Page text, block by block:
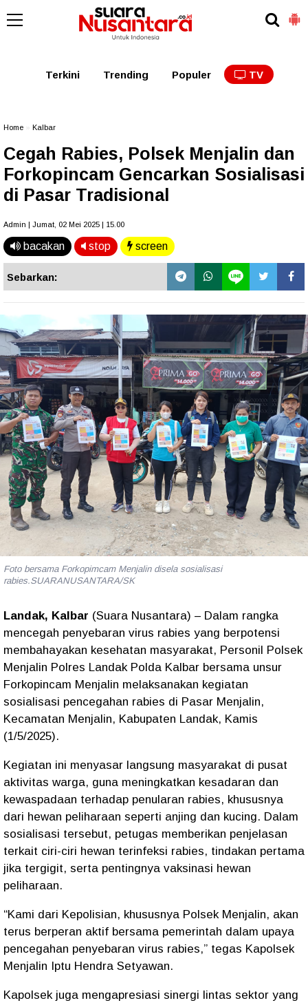
Kalbar Kalteng
Terkini Trending Populer TV
Home Kalbar
Cegah Rabies, Polsek Menjalin dan
Forkopincam Gencarkan Sosialisasi
di Pasar Tradisional
Admin | Jumat, 02 Mei 2025 | 15.00
bacakan stop screen
Sebarkan:
Foto bersama Forkopimcam Menjalin disela sosialisasi
rabies.SUARANUSANTARA/SK
Landak, Kalbar (Suara Nusantara) – Dalam rangka
mencegah penyebaran virus rabies yang berpotensi
membahayakan kesehatan masyarakat, Personil Polsek
Menjalin Polres Landak Polda Kalbar bersama unsur
Forkopincam Menjalin melaksanakan kegiatan
sosialisasi pencegahan rabies di Pasar Menjalin,
Kecamatan Menjalin, Kabupaten Landak, Kamis
(1/5/2025).
Kegiatan ini menyasar langsung masyarakat di pusat
aktivitas warga, guna meningkatkan kesadaran dan
kewaspadaan terhadap penularan rabies, khususnya
dari hewan peliharaan seperti anjing dan kucing. Dalam
sosialisasi tersebut, petugas memberikan penjelasan
terkait ciri-ciri hewan terinfeksi rabies, tindakan pertama
jika tergigit, serta pentingnya vaksinasi hewan
peliharaan.
“Kami dari Kepolisian, khususnya Polsek Menjalin, akan
terus berperan aktif bersama pemerintah dalam upaya
pencegahan penyebaran virus rabies,” tegas Kapolsek
Menjalin Iptu Hendra Setyawan.
Kapolsek juga mengapresiasi sinergi lintas sektor yang